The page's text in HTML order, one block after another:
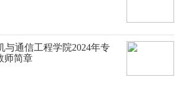
与通信工程学院2024年专
师简章